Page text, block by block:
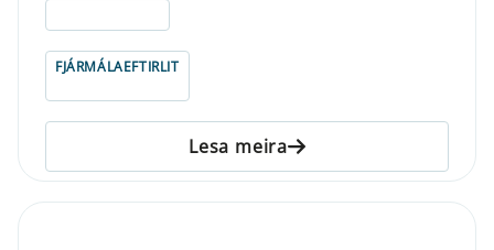
FJÁRMÁLAEFTIRLIT
Lesa meira